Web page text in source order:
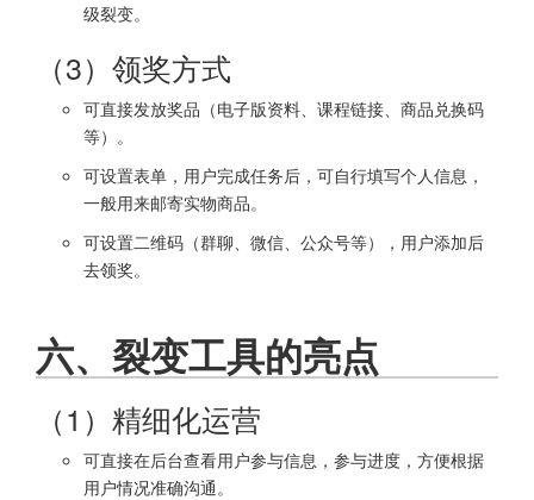
级裂变。
（3）领奖方式
可直接发放奖品（电子版资料、课程链接、商品兑换码
等）。
可设置表单，用户完成任务后，可自行填写个人信息，
一般用来邮寄实物商品。
可设置二维码（群聊、微信、公众号等），用户添加后
去领奖。
六、裂变工具的亮点
（1）精细化运营
可直接在后台查看用户参与信息，参与进度，方便根据
用户情况准确沟通。